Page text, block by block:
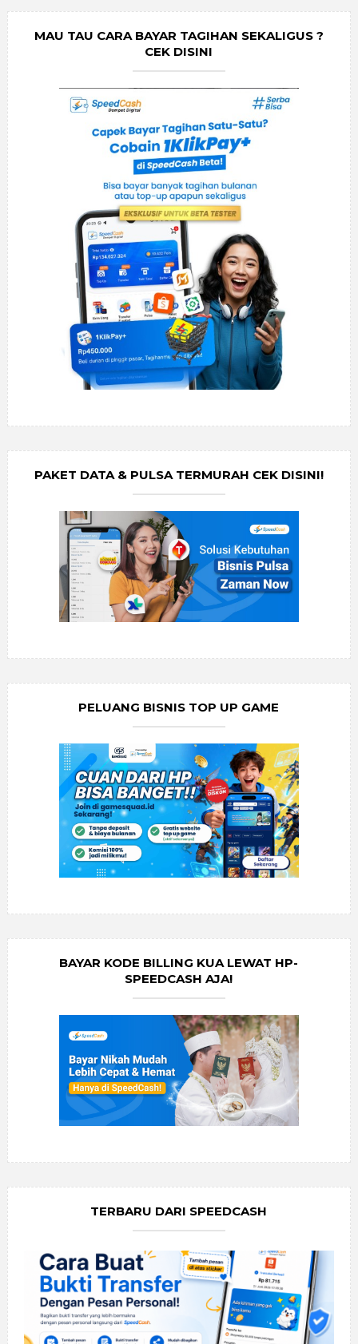
MAU TAU CARA BAYAR TAGIHAN SEKALIGUS ?
CEK DISINI
PAKET DATA & PULSA TERMURAH CEK DISINI!
PELUANG BISNIS TOP UP GAME
BAYAR KODE BILLING KUA LEWAT HP-
SPEEDCASH AJA!
TERBARU DARI SPEEDCASH